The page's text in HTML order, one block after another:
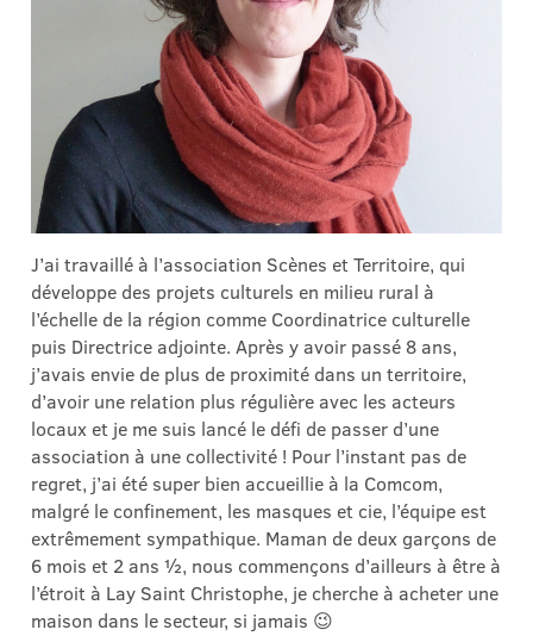
J’ai travaillé à l’association Scènes et Territoire, qui
développe des projets culturels en milieu rural à
l’échelle de la région comme Coordinatrice culturelle
puis Directrice adjointe. Après y avoir passé 8 ans,
j’avais envie de plus de proximité dans un territoire,
d’avoir une relation plus régulière avec les acteurs
locaux et je me suis lancé le défi de passer d’une
association à une collectivité ! Pour l’instant pas de
regret, j’ai été super bien accueillie à la Comcom,
malgré le confinement, les masques et cie, l’équipe est
extrêmement sympathique. Maman de deux garçons de
6 mois et 2 ans ½, nous commençons d’ailleurs à être à
l’étroit à Lay Saint Christophe, je cherche à acheter une
maison dans le secteur, si jamais 😉